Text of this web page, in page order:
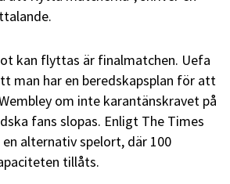
kan flyttas är finalmatchen. Uefa
man har en beredskapsplan för att
om inte karantänskravet på
fans slopas. Enligt The Times
alternativ spelort, där 100
tillåts.